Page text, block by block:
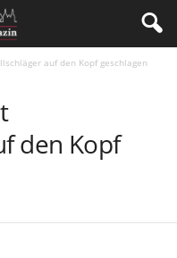
auf den Kopf geschlagen
den Kopf